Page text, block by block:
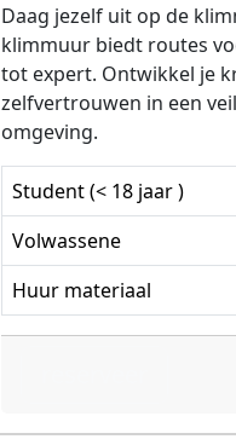
Daag jezelf uit op de
klimmuur biedt routes
tot expert. Ontwikkel je
zelfvertrouwen in een
omgeving.
Student (< 18 jaar )
Volwassene
Huur materiaal